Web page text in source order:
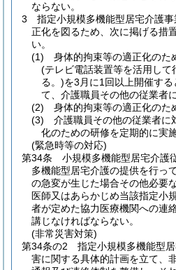
ならない。
3
指定小規模多機能型居宅介護
正化を図るため、次に掲げる措
い。
(1)
身体的拘束等の適正化のた
(テレビ電話装置等を活用して
る。)を3月に1回以上開催す
て、介護職員その他の従業者
(2)
身体的拘束等の適正化のた
(3)
介護職員その他の従業者に
化のための研修を定期的に実
(緊急時等の対応)
第34条
小規模多機能型居宅介護
多機能型居宅介護の提供を行っ
の急変が生じた場合その他必要
医師又はあらかじめ当該指定小
者が定めた協力医療機関への連
講じなければならない。
(非常災害対策)
第34条の2
指定小規模多機能型
害に関する具体的計画を立て、